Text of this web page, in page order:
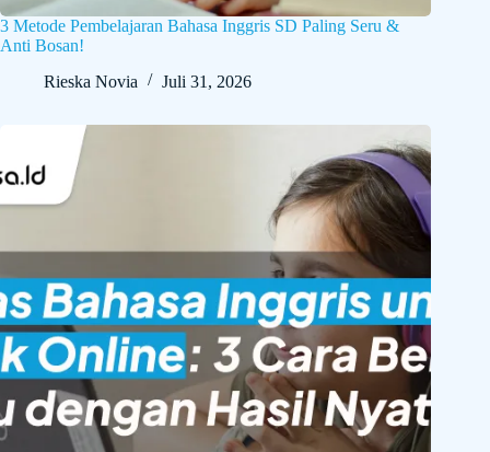
3 Metode Pembelajaran Bahasa Inggris SD Paling Seru &
Anti Bosan!
Rieska Novia
Juli 31, 2026